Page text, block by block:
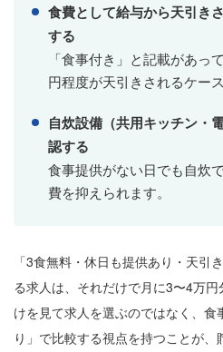
食費として給与から天引き
する
「食事付き」と記載があっ
円程度が天引きされるケー
自炊設備（共用キッチン・
認する
食事提供がない日でも自炊
費を抑えられます。
「3食無料・休日も提供あり・天引
る求人は、それだけで月に3〜4万
けを見て求人を選ぶのではなく、食
り」で比較する視点を持つことが